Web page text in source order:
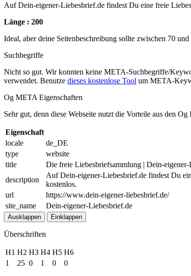
Auf Dein-eigener-Liebesbrief.de findest Du eine freie
Länge : 200
Ideal, aber deine Seitenbeschreibung sollte zwischen 70
Suchbegriffe
Nicht so gut. Wir konnten keine META-Suchbegriffe/
verwendet. Benutze dieses kostenlose Tool um META-
Og META Eigenschaften
Sehr gut, denn diese Webseite nutzt die Vorteile aus den Og
Eigenschaft
locale
de_DE
type
website
title
Die freie Liebesbriefsammlung | Dein-
description
Auf Dein-eigener-Liebesbrief.de findest Du
kostenlos.
url
https://www.dein-eigener-liebesbrief.de/
site_name
Dein-eigener-Liebesbrief.de
Ausklappen Einklappen
Überschriften
H1 H2 H3 H4 H5 H6
1
25 0 1 0 0